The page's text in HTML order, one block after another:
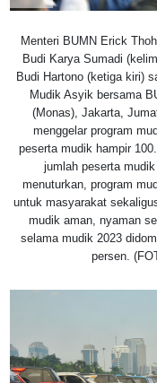
Menteri BUMN Erick
Budi Karya Sumadi
Budi Hartono (ketiga kiri)
Mudik Asyik bersama
(Monas), Jakarta,
menggelar program
peserta mudik hampir
jumlah peserta
menuturkan, program
untuk masyarakat
mudik aman, nyaman
selama mudik 2023
persen.